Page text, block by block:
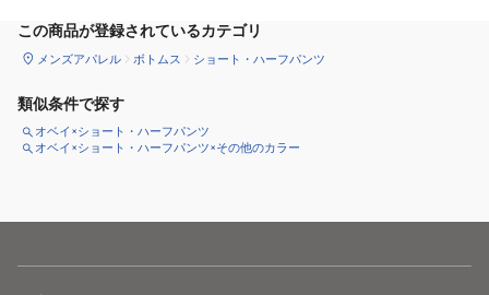
この商品が登録されているカテゴリ
メンズアパレル ボトムス ショート・ハーフパンツ
類似条件で探す
オベイ×ショート・ハーフパンツ
オベイ×ショート・ハーフパンツ×その他のカラー